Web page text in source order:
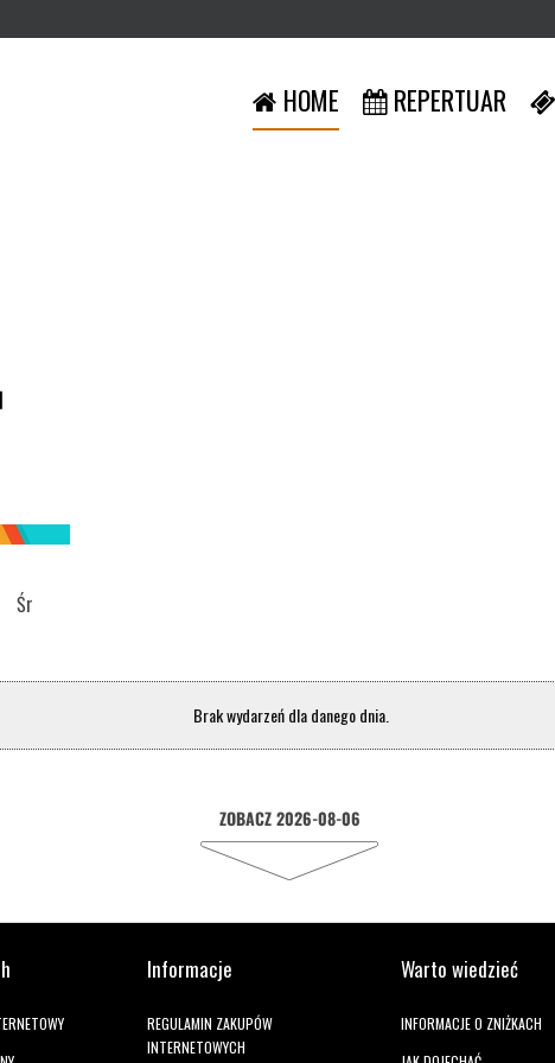
HOME REPERTUAR
Śr
Brak wydarzeń dla danego dnia.
ZOBACZ 2026-08-06
Informacje
REGULAMIN ZAKUPÓW
INTERNETOWYCH
Warto wiedzieć
INFORMACJE O ZNIŻKACH